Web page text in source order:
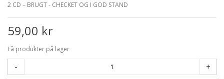
2 CD – BRUGT - CHECKET OG I GOD STAND
59,00 kr
Få produkter på lager
- +